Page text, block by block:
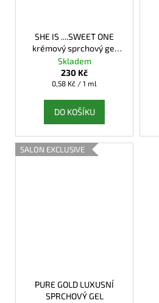
SHE IS ....SWEET ONE
krémový sprchový gel
AFRODITA COSMETICS
Skladem
230 Kč
Měrná
0,58 Kč / 1 ml
DO KOŠÍKU
SALON EXCLUSIVE
PURE GOLD LUXUSNÍ
SPRCHOVÝ GEL